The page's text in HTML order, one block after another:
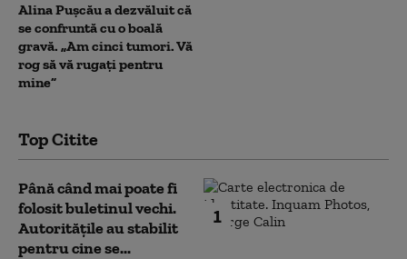
Alina Pușcău a dezvăluit că
se confruntă cu o boală
gravă. „Am cinci tumori. Vă
rog să vă rugați pentru
mine”
Top Citite
1
Până când mai poate fi
folosit buletinul vechi.
Autoritățile au stabilit
pentru cine se...